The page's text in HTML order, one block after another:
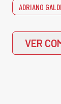
ADRIANO
VER